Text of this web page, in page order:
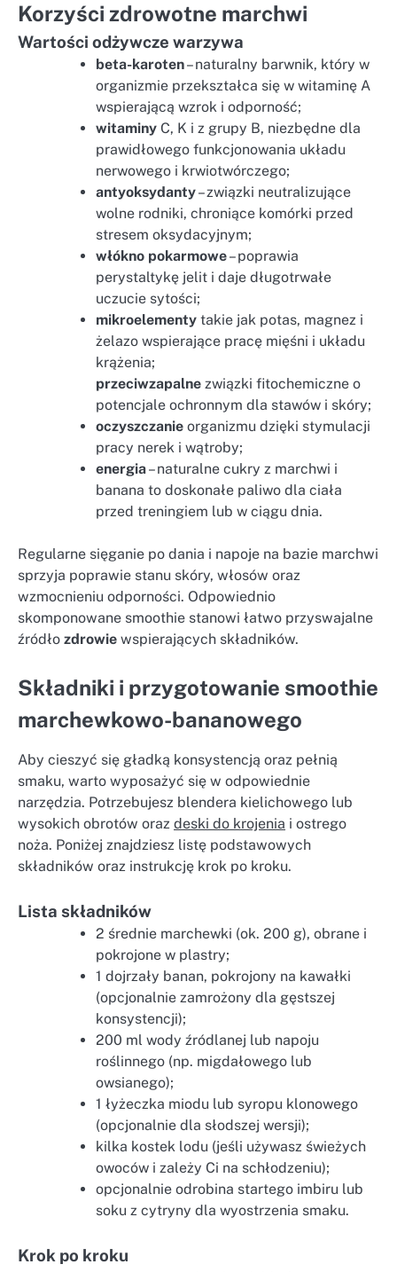
Korzyści zdrowotne marchwi
Wartości odżywcze warzywa
beta-karoten– naturalny barwnik, który w
organizmie przekształca się w witaminę A
wspierającą wzrok i odporność;
witaminy C, K i z grupy B, niezbędne dla
prawidłowego funkcjonowania układu
nerwowego i krwiotwórczego;
antyoksydanty– związki neutralizujące
wolne rodniki, chroniące komórki przed
stresem oksydacyjnym;
włókno pokarmowe– poprawia
perystaltykę jelit i daje długotrwałe
uczucie sytości;
mikroelementy takie jak potas, magnez i
żelazo wspierające pracę mięśni i układu
krążenia;
przeciwzapalne związki fitochemiczne o
potencjale ochronnym dla stawów i skóry;
oczyszczanie organizmu dzięki stymulacji
pracy nerek i wątroby;
energia– naturalne cukry z marchwi i
banana to doskonałe paliwo dla ciała
przed treningiem lub w ciągu dnia.
Regularne sięganie po dania i napoje na bazie marchwi
sprzyja poprawie stanu skóry, włosów oraz
wzmocnieniu odporności. Odpowiednio
skomponowane smoothie stanowi łatwo przyswajalne
źródło zdrowie wspierających składników.
Składniki i przygotowanie smoothie
marchewkowo-bananowego
Aby cieszyć się gładką konsystencją oraz pełnią
smaku, warto wyposażyć się w odpowiednie
narzędzia. Potrzebujesz blendera kielichowego lub
wysokich obrotów oraz deski do krojenia i ostrego
noża. Poniżej znajdziesz listę podstawowych
składników oraz instrukcję krok po kroku.
Lista składników
2 średnie marchewki (ok. 200 g), obrane i
pokrojone w plastry;
1 dojrzały banan, pokrojony na kawałki
(opcjonalnie zamrożony dla gęstszej
konsystencji);
200 ml wody źródlanej lub napoju
roślinnego (np. migdałowego lub
owsianego);
1 łyżeczka miodu lub syropu klonowego
(opcjonalnie dla słodszej wersji);
kilka kostek lodu (jeśli używasz świeżych
owoców i zależy Ci na schłodzeniu);
opcjonalnie odrobina startego imbiru lub
soku z cytryny dla wyostrzenia smaku.
Krok po kroku